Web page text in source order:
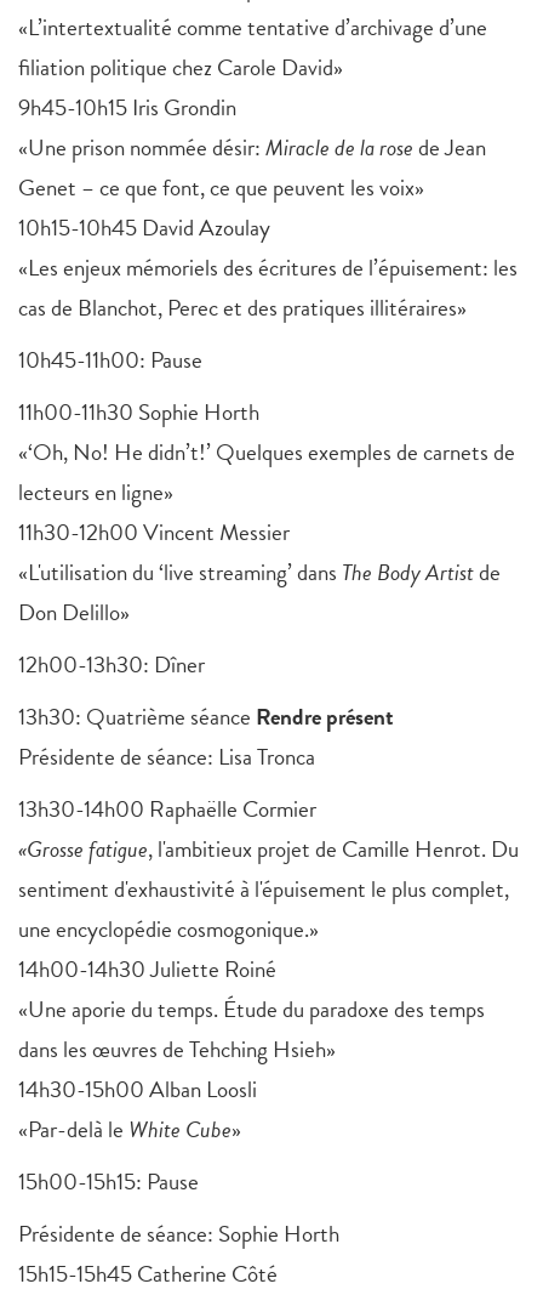
«L’intertextualité comme tentative d’archivage d’une
filiation politique chez Carole David»
9h45-10h15 Iris Grondin
«Une prison nommée désir:Miracle de la rosede Jean
Genet – ce que font, ce que peuvent les voix»
10h15-10h45 David Azoulay
«Les enjeux mémoriels des écritures de l’épuisement: les
cas de Blanchot, Perec et des pratiques illitéraires»
10h45-11h00: Pause
11h00-11h30 Sophie Horth
«‘Oh, No! He didn’t!’ Quelques exemples de carnets de
lecteurs en ligne»
11h30-12h00 Vincent Messier
«L'utilisation du ‘live streaming’ dans The Body Artistde
Don Delillo»
12h00-13h30: Dîner
13h30: Quatrième séance Rendre présent
Présidente de séance: Lisa Tronca
13h30-14h00 Raphaëlle Cormier
«Grosse fatigue, l'ambitieux projet de Camille Henrot. Du
sentiment d'exhaustivité à l'épuisement le plus complet,
une encyclopédie cosmogonique.»
14h00-14h30 Juliette Roiné
«Une aporie du temps. Étude du paradoxe des temps
dans les œuvres de Tehching Hsieh»
14h30-15h00 Alban Loosli
«Par-delà le White Cube»
15h00-15h15: Pause
Présidente de séance: Sophie Horth
15h15-15h45 Catherine Côté